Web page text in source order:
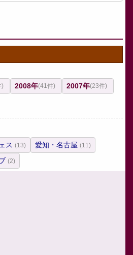
) 2008年(41件) 2007年(23件)
ス (13) 愛知・名古屋 (11)
(2)